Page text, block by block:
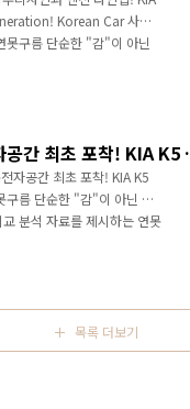
함해서 내외부 디자인이 완
시된 그랜저 시리즈 중에서
Korean Car 사진,
못구름 단순한 "감"이 아닌
교 분석 자료를 제시하는
렸습니다. 첫 번째 차량은 3
프리미엄 브랜드인 제네시
고 생각합니다. 이번 K5 9
진 K5의 외부 디자인의 특
엔진 라인업도 함께 ..
K5 풀체
자공간 최초 포착! KIA K5
구름 단순한 "감"이 아닌 정
분석 자료를 제시하는 연못
못구름입니다! 지난 주말에
처음으로 포착되었습니다.
: K5 DL3 넘버원클럽
와 테일램프까지 완전히 공
목록 더보기